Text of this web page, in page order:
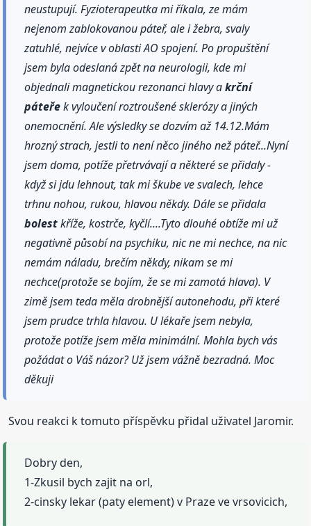
neustupují. Fyzioterapeutka mi říkala, ze mám
nejenom zablokovanou páteř, ale i žebra, svaly
zatuhlé, nejvíce v oblasti AO spojení. Po propuštění
jsem byla odeslaná zpět na neurologii, kde mi
objednali magnetickou rezonanci hlavy akrční
páteřek vyloučení roztroušené sklerózy a jiných
onemocnění. Ale výsledky se dozvím až 14.12.Mám
hrozný strach, jestli to není něco jiného než páteř...Nyní
jsem doma, potíže přetrvávají a některé se přidaly -
když si jdu lehnout, tak mi škube ve svalech, lehce
trhnu nohou, rukou, hlavou někdy. Dále se přidala
bolestkříže, kostrče, kyčlí....Tyto dlouhé obtíže mi už
negativně působí na psychiku, nic ne mi nechce, na nic
nemám náladu, brečím někdy, nikam se mi
nechce(protože se bojím, že se mi zamotá hlava). V
zimě jsem teda měla drobnější autonehodu, při které
jsem prudce trhla hlavou. U lékaře jsem nebyla,
protože potíže jsem měla minimální. Mohla bych vás
požádat o Váš názor? Už jsem vážně bezradná. Moc
děkuji
Svou reakci k tomuto příspěvku přidal uživatel Jaromir.
Dobry den,
1-Zkusil bych zajit na orl,
2-cinsky lekar (paty element) v Praze ve vrsovicich,